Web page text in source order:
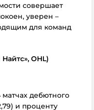
совершает
уверен –
для команд
Найтс», OHL)
дебютного
и проценту